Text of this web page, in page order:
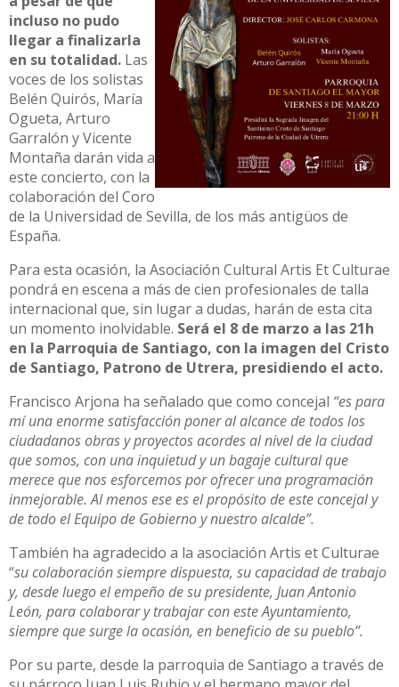
incluso no pudo
llegar a finalizarla
en su totalidad. Las
voces de los solistas
Belén Quirós, María
Ogueta, Arturo
Garralón y Vicente
Montaña darán vida a
este concierto, con la
colaboración del Coro
de la Universidad de Sevilla, de los más antigüos de
España.
Para esta ocasión, la Asociación Cultural Artis Et Culturae
pondrá en escena a más de cien profesionales de talla
internacional que, sin lugar a dudas, harán de esta cita
un momento inolvidable. Será el 8 de marzo a las 21h
en la Parroquia de Santiago, con la imagen del Cristo
de Santiago, Patrono de Utrera, presidiendo el acto.
Francisco Arjona ha señalado que como concejal “es para
mí una enorme satisfacción poner al alcance de todos los
ciudadanos obras y proyectos acordes al nivel de la ciudad
que somos, con una inquietud y un bagaje cultural que
merece que nos esforcemos por ofrecer una programación
inmejorable. Al menos ese es el propósito de este concejal y
de todo el Equipo de Gobierno y nuestro alcalde”.
También ha agradecido a la asociación Artis et Culturae
“su colaboración siempre dispuesta, su capacidad de trabajo
y, desde luego el empeño de su presidente, Juan Antonio
León, para colaborar y trabajar con este Ayuntamiento,
siempre que surge la ocasión, en beneficio de su pueblo”.
Por su parte, desde la parroquia de Santiago a través de